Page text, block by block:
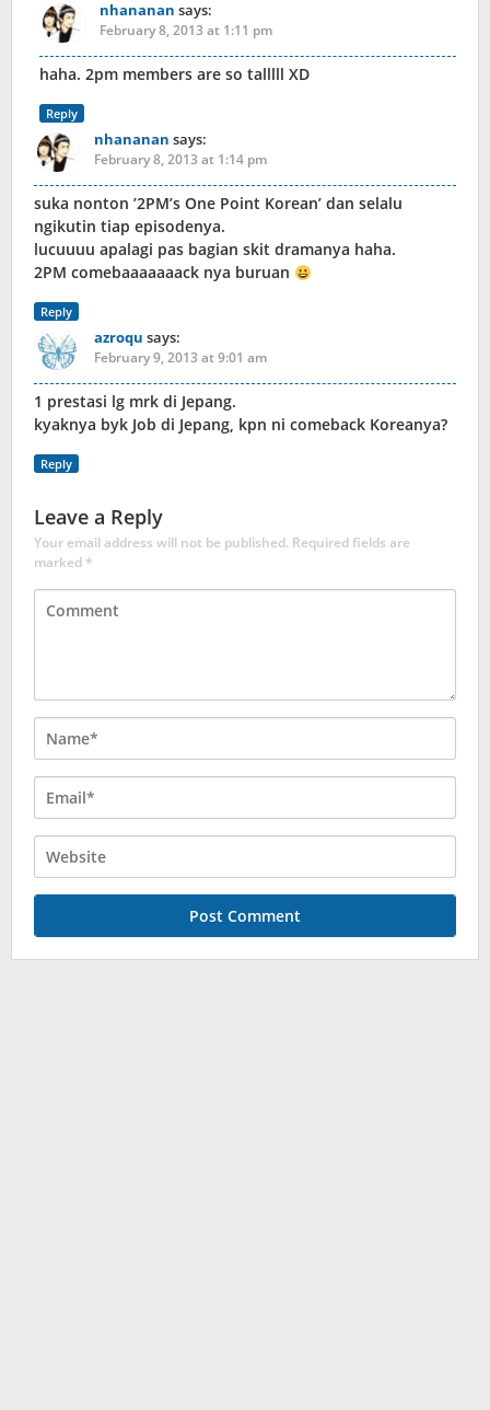
nhananan says:
February 8, 2013 at 1:11 pm
haha. 2pm members are so talllll XD
Reply
nhananan says:
February 8, 2013 at 1:14 pm
suka nonton ’2PM’s One Point Korean’ dan selalu
ngikutin tiap episodenya.
lucuuuu apalagi pas bagian skit dramanya haha.
2PM comebaaaaaaack nya buruan
Reply
azroqu says:
February 9, 2013 at 9:01 am
1 prestasi lg mrk di Jepang.
kyaknya byk Job di Jepang, kpn ni comeback Koreanya?
Reply
Leave a Reply
Your email address will not be published. Required fields are
marked*